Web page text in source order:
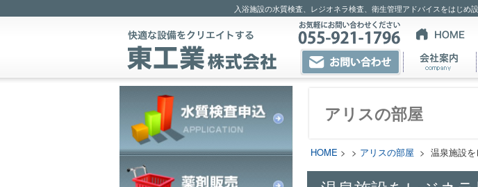
入浴施設の水質検査、レジオネラ検査、衛生管理アドバイスをはじめ
アリスの部屋
HOME > > アリスの部屋 > 温泉施設を